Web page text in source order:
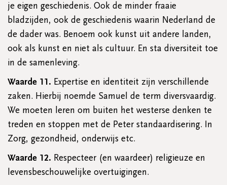
je eigen geschiedenis. Ook de minder fraaie
bladzijden, ook de geschiedenis waarin Nederland de
de dader was. Benoem ook kunst uit andere landen,
ook als kunst en niet als cultuur. En sta diversiteit toe
in de samenleving.
Waarde 11. Expertise en identiteit zijn verschillende
zaken. Hierbij noemde Samuel de term diversvaardig.
We moeten leren om buiten het westerse denken te
treden en stoppen met de Peter standaardisering. In
Zorg, gezondheid, onderwijs etc.
Waarde 12. Respecteer (en waardeer) religieuze en
levensbeschouwelijke overtuigingen.